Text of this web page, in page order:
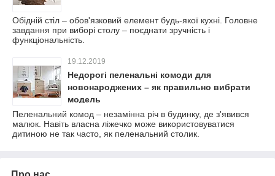
Обідній стіл – обов'язковий елемент будь-якої кухні. Головне
завдання при виборі столу – поєднати зручність і
функціональність.
19.12.2019
Недорогі пеленальні комоди для
новонароджених – як правильно вибрати
модель
Пеленальний комод – незамінна річ в будинку, де з'явився
малюк. Навіть власна ліжечко може використовуватися
дитиною не так часто, як пеленальний столик.